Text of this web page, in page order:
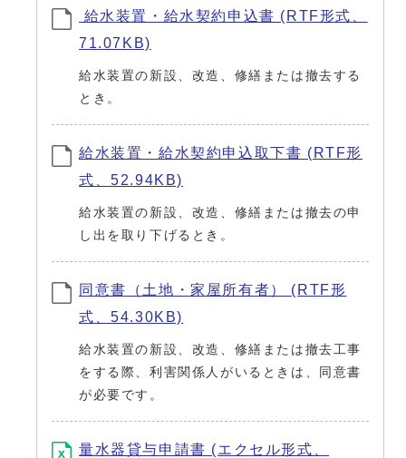
給水装置・給水契約申込書 (RTF形式、
71.07KB)
給水装置の新設、改造、修繕または撤去する
とき。
給水装置・給水契約申込取下書 (RTF形
式、52.94KB)
給水装置の新設、改造、修繕または撤去の申
し出を取り下げるとき。
同意書（土地・家屋所有者） (RTF形
式、54.30KB)
給水装置の新設、改造、修繕または撤去工事
をする際、利害関係人がいるときは、同意書
が必要です。
量水器貸与申請書 (エクセル形式、